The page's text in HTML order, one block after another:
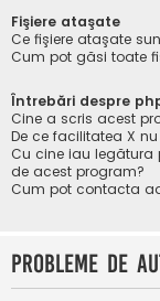
Fişiere ataşate
Ce fişiere ataşate
Cum pot găsi toate
Întrebări despre
Cine a scris acest
De ce facilitatea X
Cu cine iau legătura
de acest program?
Cum pot contacta
Probleme de